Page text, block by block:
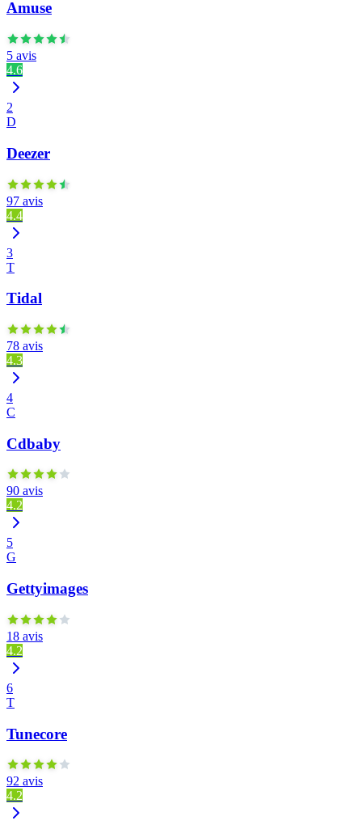
Amuse
5 avis
4.6
2
D
Deezer
97 avis
4.4
3
T
Tidal
78 avis
4.3
4
C
Cdbaby
90 avis
4.2
5
G
Gettyimages
18 avis
4.2
6
T
Tunecore
92 avis
4.2